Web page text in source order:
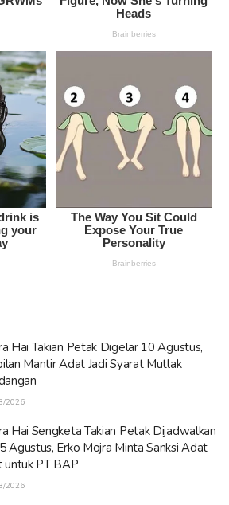
Hai Takian Petak Digelar 10 Agustus,
Mantir Adat Jadi Syarat Mutlak
2026
Hai Sengketa Takian Petak Dijadwalkan
Agustus, Erko Mojra Minta Sanksi Adat
untuk PT BAP
2026